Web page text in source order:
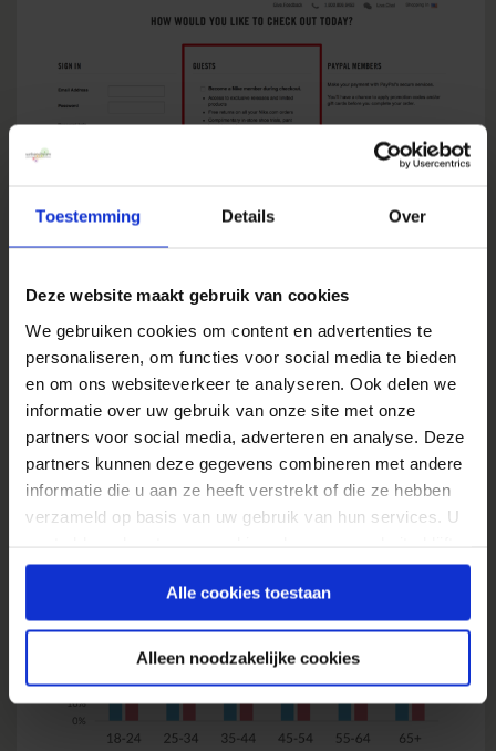
Toestemming Details Over
Deze website maakt gebruik van cookies
We gebruiken cookies om content en advertenties te
personaliseren, om functies voor social media te bieden
en om ons websiteverkeer te analyseren. Ook delen we
informatie over uw gebruik van onze site met onze
partners voor social media, adverteren en analyse. Deze
partners kunnen deze gegevens combineren met andere
informatie die u aan ze heeft verstrekt of die ze hebben
verzameld op basis van uw gebruik van hun services. U
gebruiken.
Alle cookies toestaan
Alleen noodzakelijke cookies
3. Korting brengt je klanten terug
54% van shoppers zal alsnog hun
winkelwagentje afrekenen als ze een
korting word aangeboden.